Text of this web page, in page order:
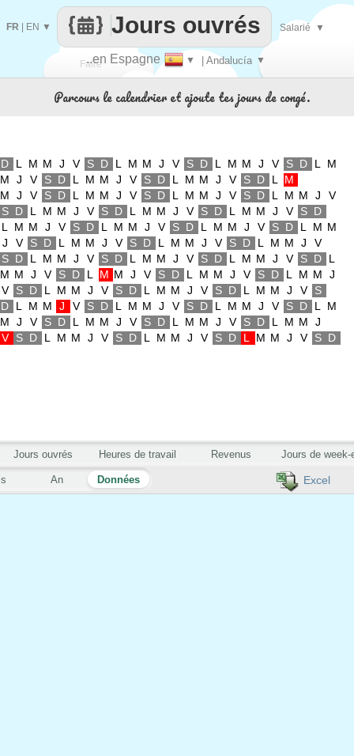
Faire
..en Espagne ▼ | Andalucía ▼
Jours ouvrés
FR EN ▼ Salarié ▼
Excel
Parcours le calendrier et ajoute tes jours de congé.
D L M M J V S D L M M J V S D L M M J V S D L
M
M
J V S D L M M J V S D L M M J V S D L
M
M
J V S D L M M J V S D L M M J V S D L M M J
V
S D L M M J V S D L M M J V S D L M M J V S D
L
M M J V S D L M M J V S D L M M J V S D L M M
J
V S D L M M J V S D L M M J V S D L M M J
V
S D L M M J V S D L M M J V S D L M M J V S D
L
M M J V S D L M M J V S D L M M J V S D L M M
J
V
S D L M M J V S D L M M J V S D L M M J V
S
D
L M M J V S D L M M J V S D L M M J V S D L
M
M
J V S D L M M J V S D L M M J V S D L M M
J
V
S D L M M J V S D L M M J V S D L M M J V S D
An Données
Jours ouvrés Heures de travail Revenus Jours de week-